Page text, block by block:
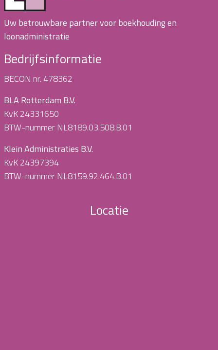
Uw betrouwbare partner voor boekhouding en
loonadministratie
Bedrijfsinformatie
BECON nr. 478362
BLA Rotterdam B.V.
KvK 24331650
BTW-nummer NL8189.03.508.B.01
Klein Administraties B.V.
KvK 24397394
BTW-nummer NL8159.92.464.B.01
Locatie